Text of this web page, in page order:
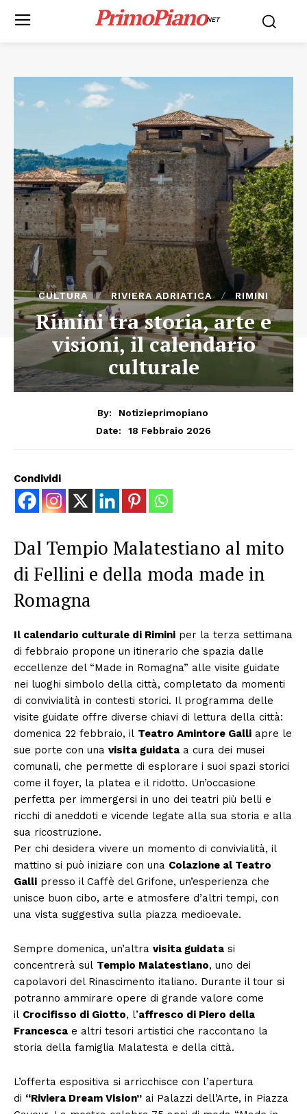
PrimoPianoNET
CULTURA RIVIERA ADRIATICA RIMINI
Rimini tra storia, arte e
visioni, il calendario
culturale
By:
Notizieprimopiano
Date:
18 Febbraio 2026
Condividi
Dal Tempio Malatestiano al mito
di Fellini e della moda made in
Romagna
Il calendario culturale di Rimini per la terza settimana
di febbraio propone un itinerario che spazia dalle
eccellenze del “Made in Romagna” alle visite guidate
nei luoghi simbolo della città, completato da momenti
di convivialità in contesti storici. Il programma delle
visite guidate offre diverse chiavi di lettura della città:
domenica 22 febbraio, il Teatro Amintore Galli apre le
sue porte con una visita guidata a cura dei musei
comunali, che permette di esplorare i suoi spazi storici
come il foyer, la platea e il ridotto. Un’occasione
perfetta per immergersi in uno dei teatri più belli e
ricchi di aneddoti e vicende legate alla sua storia e alla
sua ricostruzione.
Per chi desidera vivere un momento di convivialità, il
mattino si può iniziare con una Colazione al Teatro
Galli presso il Caffè del Grifone, un’esperienza che
unisce buon cibo, arte e atmosfere d’altri tempi, con
una vista suggestiva sulla piazza medioevale.
Sempre domenica, un’altra visita guidata si
concentrerà sul Tempio Malatestiano, uno dei
capolavori del Rinascimento italiano. Durante il tour si
potranno ammirare opere di grande valore come
il Crocifisso di Giotto, l’affresco di Piero della
Francesca e altri tesori artistici che raccontano la
storia della famiglia Malatesta e della città.
L’offerta espositiva si arricchisce con l’apertura
di “Riviera Dream Vision” ai Palazzi dell’Arte, in Piazza